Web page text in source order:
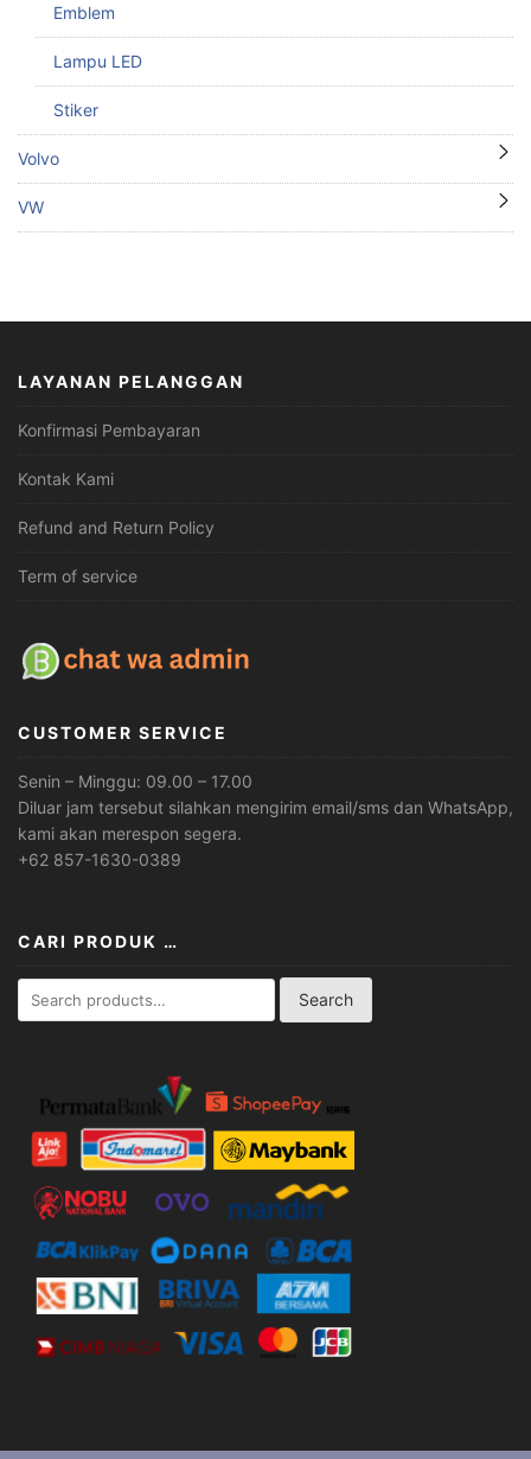
Emblem
Lampu LED
Stiker
Volvo
VW
LAYANAN PELANGGAN
Konfirmasi Pembayaran
Kontak Kami
Refund and Return Policy
Term of service
CUSTOMER SERVICE
Senin – Minggu: 09.00 – 17.00
Diluar jam tersebut silahkan mengirim email/sms dan WhatsApp,
kami akan merespon segera.
+62 857-1630-0389
CARI PRODUK …
Search
for:
Search